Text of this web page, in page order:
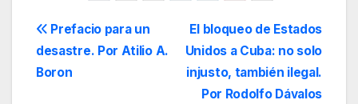
Navegación
de
El bloqueo de Estados
Unidos a Cuba: no solo
injusto, también ilegal.
Por Rodolfo Dávalos
Prefacio para un
desastre. Por Atilio A.
Boron